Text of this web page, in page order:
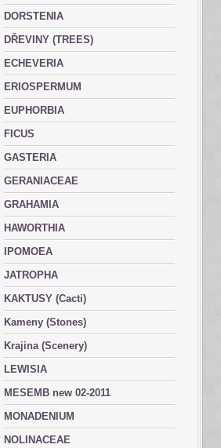
DORSTENIA
DŘEVINY (TREES)
ECHEVERIA
ERIOSPERMUM
EUPHORBIA
FICUS
GASTERIA
GERANIACEAE
GRAHAMIA
HAWORTHIA
IPOMOEA
JATROPHA
KAKTUSY (Cacti)
Kameny (Stones)
Krajina (Scenery)
LEWISIA
MESEMB new 02-2011
MONADENIUM
NOLINACEAE